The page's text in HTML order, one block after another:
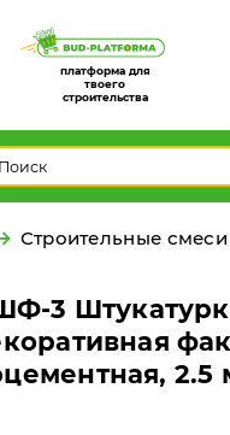
платформа для
твоего
строительства
Строительные смеси
3
2.5